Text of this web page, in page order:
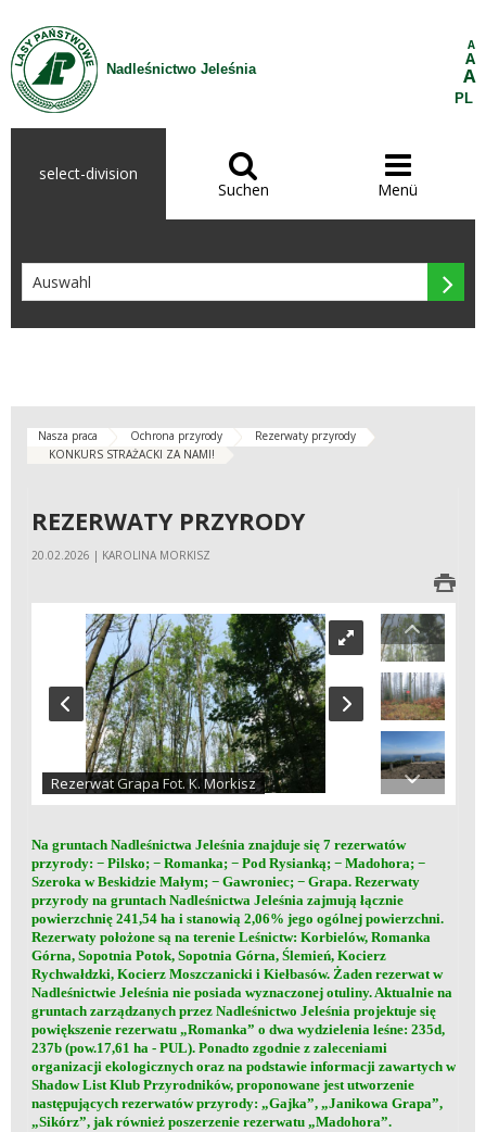
Zum Inhalt wechseln
Nadleśnictwo Jeleśnia
A
A
A
PL
select-division 
Suchen

Menü

Nasza praca Ochrona przyrody
Rezerwaty przyrody
KONKURS STRAŻACKI ZA NAMI!
REZERWATY PRZYRODY
20.02.2026 | KAROLINA MORKISZ
Rezerwat Grapa Fot. K. Morkisz
Na gruntach Nadleśnictwa Jeleśnia znajduje się 7 rezerwatów
przyrody: − Pilsko; − Romanka; − Pod Rysianką; − Madohora; −
Szeroka w Beskidzie Małym; − Gawroniec; − Grapa. Rezerwaty
przyrody na gruntach Nadleśnictwa Jeleśnia zajmują łącznie
powierzchnię 241,54 ha i stanowią 2,06% jego ogólnej powierzchni.
Rezerwaty położone są na terenie Leśnictw: Korbielów, Romanka
Górna, Sopotnia Potok, Sopotnia Górna, Ślemień, Kocierz
Rychwałdzki, Kocierz Moszczanicki i Kiełbasów. Żaden rezerwat w
Nadleśnictwie Jeleśnia nie posiada wyznaczonej otuliny. Aktualnie na
gruntach zarządzanych przez Nadleśnictwo Jeleśnia projektuje się
powiększenie rezerwatu „Romanka” o dwa wydzielenia leśne: 235d,
237b (pow.17,61 ha - PUL). Ponadto zgodnie z zaleceniami
organizacji ekologicznych oraz na podstawie informacji zawartych w
Shadow List Klub Przyrodników, proponowane jest utworzenie
następujących rezerwatów przyrody: „Gajka”, „Janikowa Grapa”,
„Sikórz”, jak również poszerzenie rezerwatu „Madohora”.